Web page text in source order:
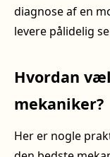
diagnose af en
levere pålidelig
Hvordan
mekaniker?
Her er nogle